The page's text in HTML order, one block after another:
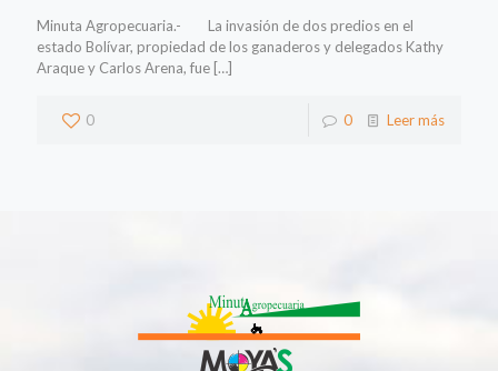
Minuta Agropecuaria.- La invasión de dos predios en el
estado Bolívar, propiedad de los ganaderos y delegados Kathy
Araque y Carlos Arena, fue […]
0 0 Leer más